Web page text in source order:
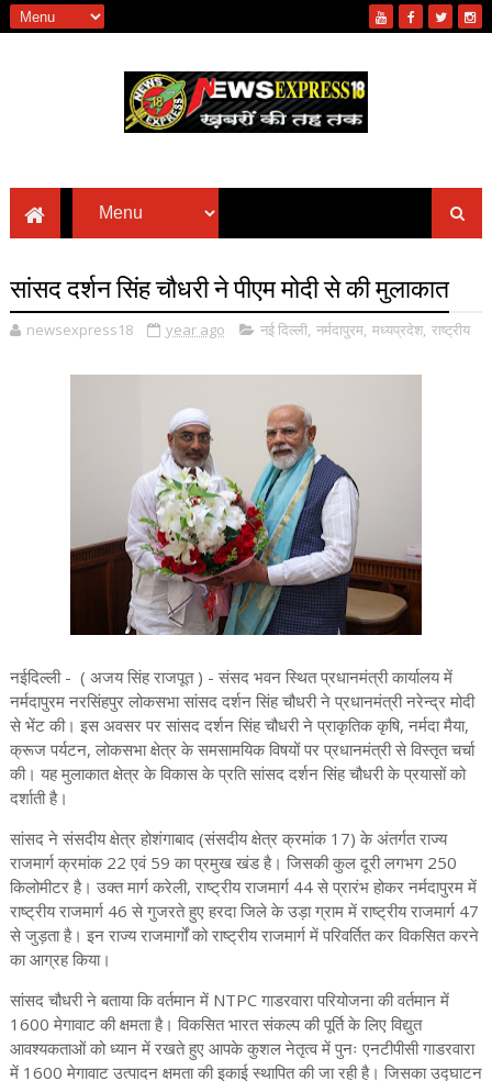
सांसद दर्शन सिंह चौधरी ने पीएम मोदी से की मुलाकात
newsexpress18 year ago नई दिल्ली, नर्मदापुरम, मध्यप्रदेश, राष्ट्रीय
नईदिल्ली - ( अजय सिंह राजपूत ) - संसद भवन स्थित प्रधानमंत्री कार्यालय में
नर्मदापुरम नरसिंहपुर लोकसभा सांसद दर्शन सिंह चौधरी ने प्रधानमंत्री नरेन्द्र मोदी
से भेंट की। इस अवसर पर सांसद दर्शन सिंह चौधरी ने प्राकृतिक कृषि, नर्मदा मैया,
क्रूज पर्यटन, लोकसभा क्षेत्र के समसामयिक विषयों पर प्रधानमंत्री से विस्तृत चर्चा
की। यह मुलाकात क्षेत्र के विकास के प्रति सांसद दर्शन सिंह चौधरी के प्रयासों को
दर्शाती है।
सांसद ने संसदीय क्षेत्र होशंगाबाद (संसदीय क्षेत्र क्रमांक 17) के अंतर्गत राज्य
राजमार्ग क्रमांक 22 एवं 59 का प्रमुख खंड है। जिसकी कुल दूरी लगभग 250
किलोमीटर है। उक्त मार्ग करेली, राष्ट्रीय राजमार्ग 44 से प्रारंभ होकर नर्मदापुरम में
राष्ट्रीय राजमार्ग 46 से गुजरते हुए हरदा जिले के उड़ा ग्राम में राष्ट्रीय राजमार्ग 47
से जुड़ता है। इन राज्य राजमार्गों को राष्ट्रीय राजमार्ग में परिवर्तित कर विकसित करने
का आग्रह किया।
सांसद चौधरी ने बताया कि वर्तमान में NTPC गाडरवारा परियोजना की वर्तमान में
1600 मेगावाट की क्षमता है। विकसित भारत संकल्प की पूर्ति के लिए विद्युत
आवश्यकताओं को ध्यान में रखते हुए आपके कुशल नेतृत्व में पुनः एनटीपीसी गाडरवारा
में 1600 मेगावाट उत्पादन क्षमता की इकाई स्थापित की जा रही है। जिसका उद्घाटन